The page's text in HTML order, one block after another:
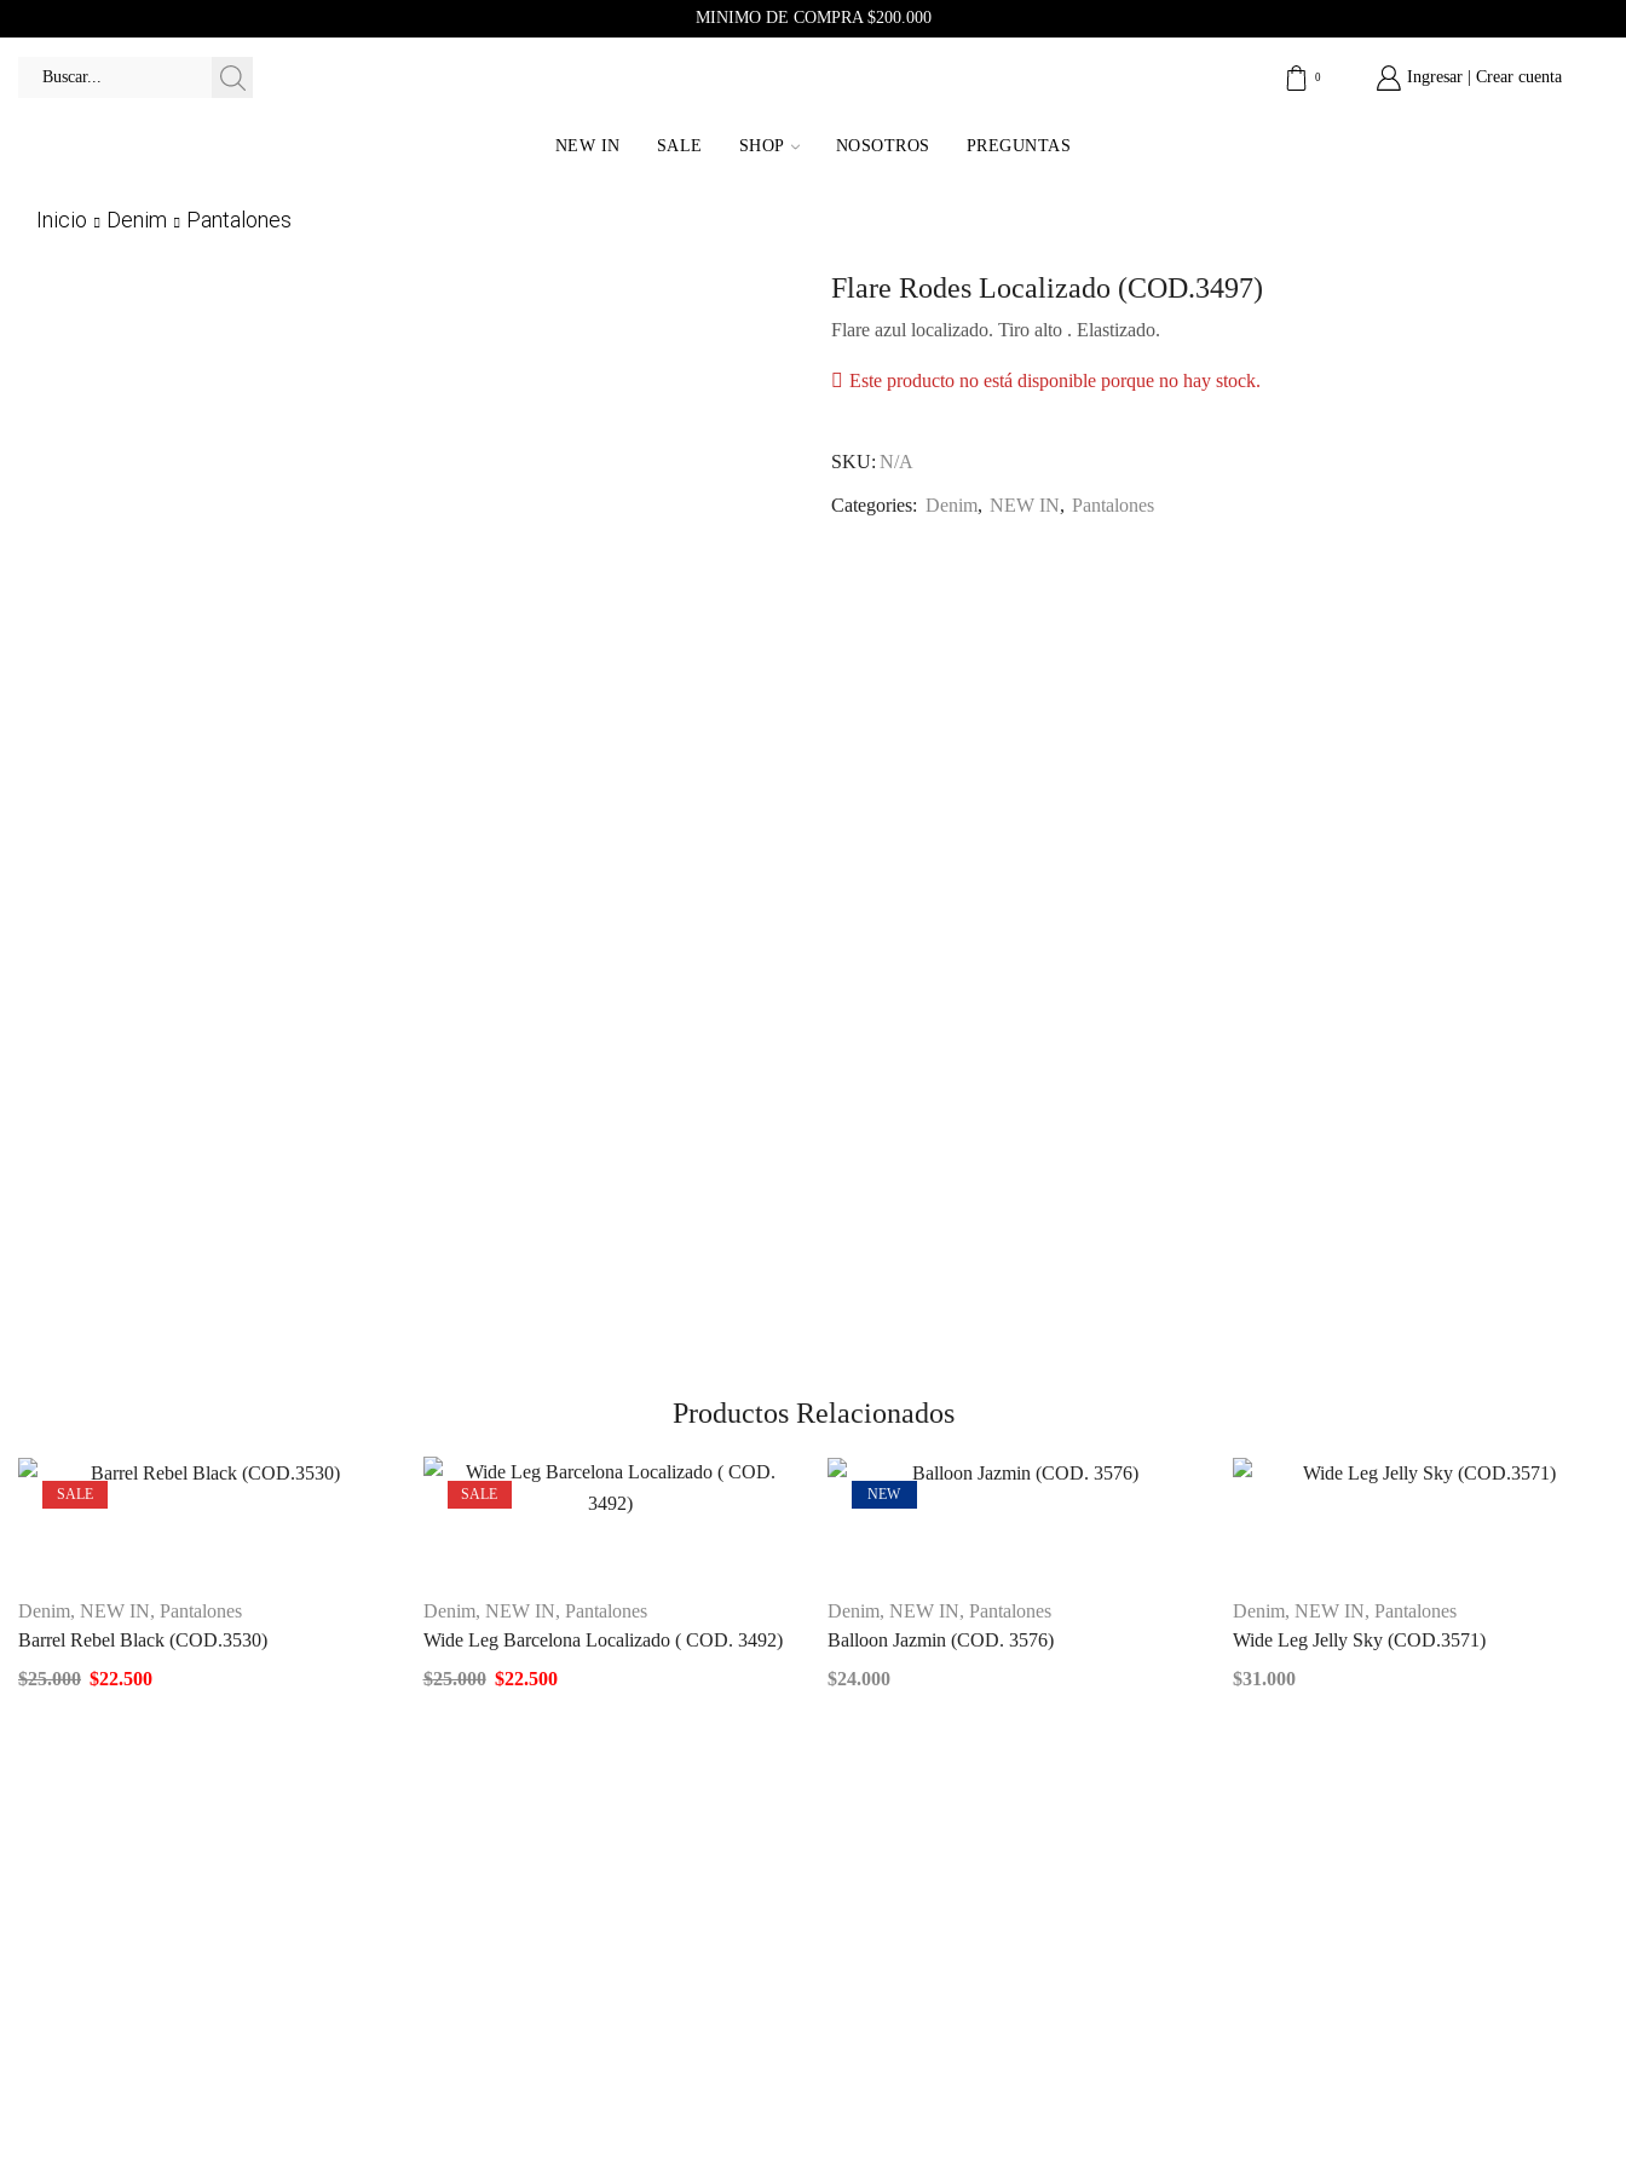
MINIMO DE COMPRA $200.000
0 Ingresar | Crear cuenta
NEW IN SALE SHOP NOSOTROS PREGUNTAS
Inicio Denim Pantalones
Flare Rodes Localizado (COD.3497)
Flare azul localizado. Tiro alto . Elastizado.
Este producto no está disponible porque no hay stock.
SKU: N/A
Categories: Denim, NEW IN, Pantalones
Productos Relacionados
SALE
Denim, NEW IN, Pantalones
Barrel Rebel Black (COD.3530)
$25.000 $22.500
SALE
Denim, NEW IN, Pantalones
Wide Leg Barcelona Localizado ( COD. 3492)
$25.000 $22.500
NEW
Denim, NEW IN, Pantalones
Balloon Jazmin (COD. 3576)
$24.000
Denim, NEW IN, Pantalones
Wide Leg Jelly Sky (COD.3571)
$31.000